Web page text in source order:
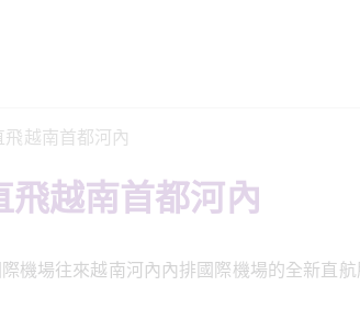
越南首都河內
越南首都河內
場往來越南河內內排國際機場的全新直